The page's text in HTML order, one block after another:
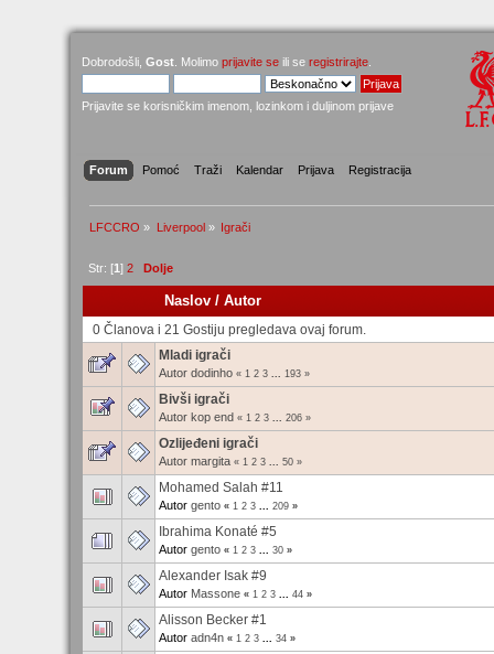
Dobrodošli, Gost . Molimo prijavite se ili se registrirajte
Prijavite se korisničkim imenom, lozinkom i duljinom prijave
Forum Pomoć Traži Kalendar Prijava Registracija
LFCCRO » Liverpool» Igrači
Str: [1]2 Dolje
Naslov /Autor
0 Članova i 21 Gostiju pregledava ovaj forum.
Mladi igrači
Autor dodinho « 1 2 3 193 »
Bivši igrači
Autor kop end « 1 2 3 206 »
Ozlijeđeni igrači
Autor margita « 1 2 3 50 »
Mohamed Salah #11
Autor gento « 1 2 3 209 »
Ibrahima Konaté #5
Autor gento « 1 2 3 30 »
Alexander Isak #9
Autor Massone « 1 2 3 44 »
Alisson Becker #1
Autor adn4n « 1 2 3 34 »